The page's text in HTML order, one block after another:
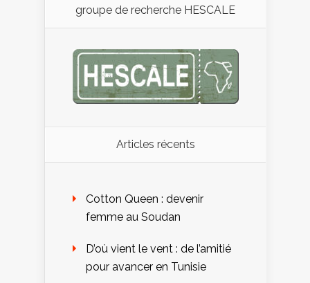
groupe de recherche HESCALE
Articles récents
Cotton Queen : devenir
femme au Soudan
D’où vient le vent : de l’amitié
pour avancer en Tunisie